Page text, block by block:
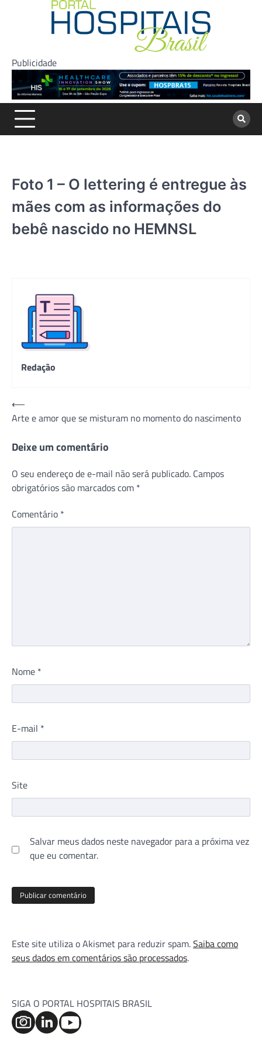
Publicidade
Foto 1 – O lettering é entregue às
mães com as informações do
bebê nascido no HEMNSL
Redação
Navegação
de
Post
⟵
Arte e amor que se misturam no momento do nascimento
Deixe um comentário
O seu endereço de e-mail não será publicado. Campos
obrigatórios são marcados com *
Comentário *
Nome *
E-mail *
Site
Salvar meus dados neste navegador para a próxima vez
que eu comentar.
Este site utiliza o Akismet para reduzir spam.Saiba como
seus dados em comentários são processados.
SIGA O PORTAL HOSPITAIS BRASIL